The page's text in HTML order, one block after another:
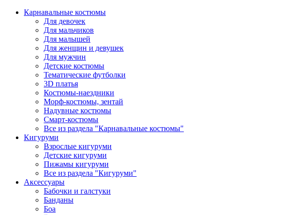
Карнавальные костюмы
Для девочек
Для мальчиков
Для малышей
Для женщин и девушек
Для мужчин
Детские костюмы
Тематические футболки
3D платья
Костюмы-наездники
Морф-костюмы, зентай
Надувные костюмы
Смарт-костюмы
Все из раздела "Карнавальные костюмы"
Кигуруми
Взрослые кигуруми
Детские кигуруми
Пижамы кигуруми
Все из раздела "Кигуруми"
Аксессуары
Бабочки и галстуки
Банданы
Боа